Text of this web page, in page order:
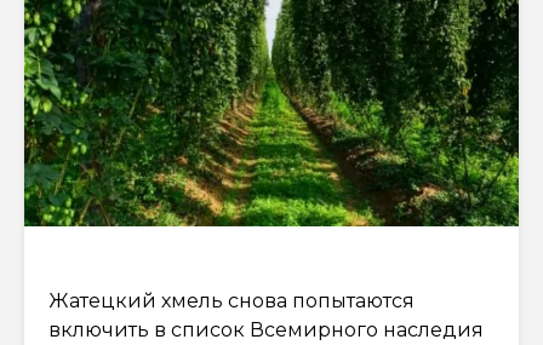
Жатецкий хмель снова попытаются
включить в список Всемирного наследия